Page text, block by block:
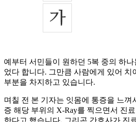
예부터 서민들이 원하던 5복 중의 하
었다 합니다. 그만큼 사람에게 있어 치
부분을 차지하고 있습니다.
며칠 전 본 기자는 잇몸에 통증을 느껴
증 해당 부위의 X-Ray를 찍으면서 진